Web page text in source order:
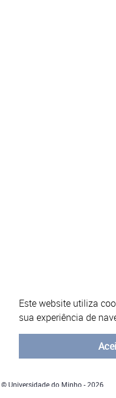
Este website utiliza
sua experiência de
© Universidade do Minho - 2026